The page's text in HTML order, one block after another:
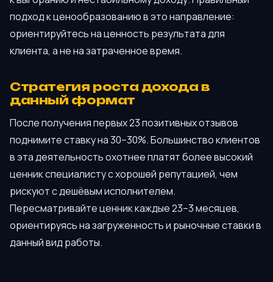
подход к ценообразованию в это направление:
ориентируйтесь на ценность результата для
клиента, а не на затраченное время.
Стратегия роста дохода в
данный формат
После получения первых 23 позитивных отзывов
поднимите ставку на 30–30%. Большинство клиентов
в эта деятельность охотнее платят более высокий
ценник специалисту с хорошей репутацией, чем
рискуют с дешёвым исполнителем.
Пересматривайте ценник каждые 23–3 месяцев,
ориентируясь на загруженность и рыночные ставки в
данный вид работы.